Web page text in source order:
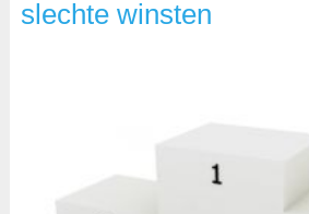
slechte winsten